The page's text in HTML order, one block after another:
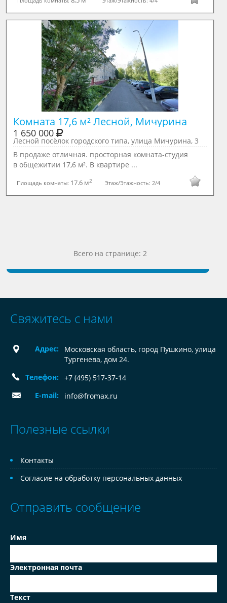
Комната 17,6 м² Лесной, Мичурина
1 650 000
Лесной посёлок городского типа, улица Мичурина, 3
В продаже отличная. просторная комната-студия
в общежитии 17,6 м². В квартире ...
Площадь комнаты: 17.6 м2 Этаж/Этажность: 2/4
Всего на странице: 2
Свяжитесь с нами
Адрес:
Московская область, город Пушкино, улица
Тургенева, дом 24.
Телефон:
+7 (495) 517-37-14
E-mail:
info@fromax.ru
Полезные ссылки
Контакты
Согласие на обработку персональных данных
Отправить сообщение
Имя
Электронная почта
Текст